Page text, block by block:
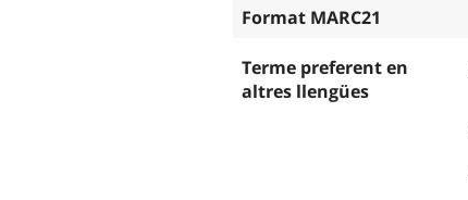
Format MARC21
Terme preferent en
altres llengües